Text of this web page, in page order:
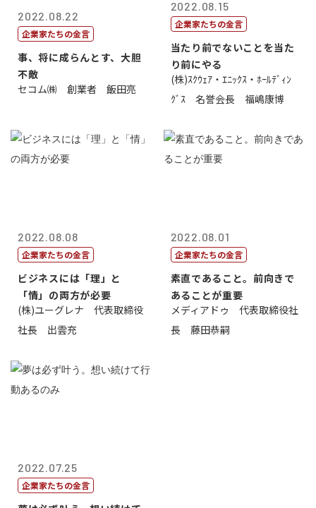
2022.08.22
企業家たちの金言
事、将に成らんとす、大胆
不敵
セコム㈱ 創業者 飯田亮
2022.08.15
企業家たちの金言
当たり前でないことを当た
り前にやる
(株)ｽｸｳｪｱ・ｴﾆｯｸｽ・ﾎｰﾙﾃﾞｨﾝ
ｸﾞｽ 名誉会長 福嶋康博
2022.08.08
企業家たちの金言
ビジネスには「理」と
「情」の両方が必要
(株)ユーグレナ 代表取締役
社長 出雲充
2022.08.01
企業家たちの金言
素直であること。前向きで
あることが重要
メディアドゥ 代表取締役社
長 藤田恭嗣
2022.07.25
企業家たちの金言